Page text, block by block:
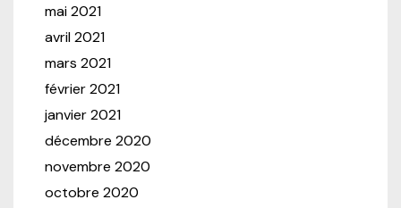
mai 2021
avril 2021
mars 2021
février 2021
janvier 2021
décembre 2020
novembre 2020
octobre 2020